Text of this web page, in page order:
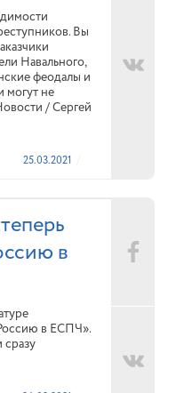
Вы
Навального,
феодалы и
могут не
/ Сергей
25.03.2021
в
в ЕСПЧ».